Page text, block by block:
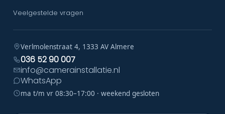
Veelgestelde vragen
Verlmolenstraat 4, 1333 AV Almere
036 52 90 007
info@camerainstallatie.nl
WhatsApp
ma t/m vr 08:30–17:00 · weekend gesloten